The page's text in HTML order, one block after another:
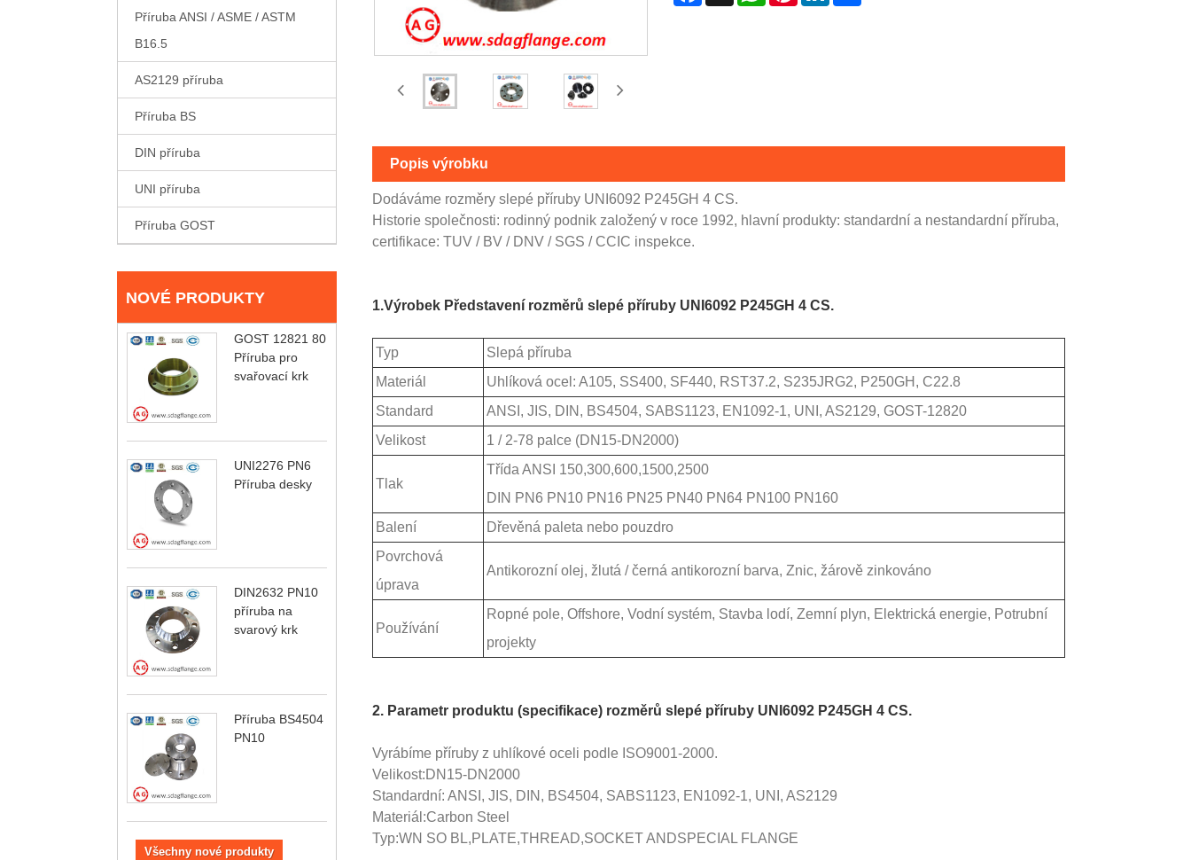
Příruba ANSI / ASME / ASTM
B16.5
AS2129 příruba
Příruba BS
DIN příruba
UNI příruba
Příruba GOST
NOVÉ PRODUKTY
GOST 12821 80
Příruba pro
svařovací krk
UNI2276 PN6
Příruba desky
DIN2632 PN10
příruba na
svarový krk
Příruba BS4504
PN10
Všechny nové produkty
Popis výrobku
Dodáváme rozměry slepé příruby UNI6092 P245GH 4 CS.
Historie společnosti: rodinný podnik založený v roce 1992, hlavní produkty: standardní a nestandardní příruba,
certifikace: TUV / BV / DNV / SGS / CCIC inspekce.
1.Výrobek Představení rozměrů slepé příruby UNI6092 P245GH 4 CS.
Typ
Slepá příruba
Materiál
Uhlíková ocel: A105, SS400, SF440, RST37.2, S235JRG2, P250GH, C22.8
Standard
ANSI, JIS, DIN, BS4504, SABS1123, EN1092-1, UNI, AS2129, GOST-12820
Velikost
1 / 2-78 palce (DN15-DN2000)
Tlak
Třída ANSI 150,300,600,1500,2500
DIN PN6 PN10 PN16 PN25 PN40 PN64 PN100 PN160
Balení
Dřevěná paleta nebo pouzdro
Povrchová
úprava
Antikorozní olej, žlutá / černá antikorozní barva, Znic, žárově zinkováno
Používání
Ropné pole, Offshore, Vodní systém, Stavba lodí, Zemní plyn, Elektrická energie, Potrubní
projekty
2. Parametr produktu (specifikace) rozměrů slepé příruby UNI6092 P245GH 4 CS.
Vyrábíme příruby z uhlíkové oceli podle ISO9001-2000.
Velikost:DN15-DN2000
Standardní: ANSI, JIS, DIN, BS4504, SABS1123, EN1092-1, UNI, AS2129
Materiál:Carbon Steel
Typ:WN SO BL,PLATE,THREAD,SOCKET ANDSPECIAL FLANGE